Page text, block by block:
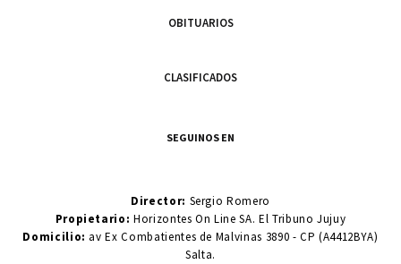
OBITUARIOS
CLASIFICADOS
SEGUINOS EN
Director: Sergio Romero
Propietario:Horizontes On Line SA. El Tribuno Jujuy
Domicilio: av Ex Combatientes de Malvinas 3890 - CP (A4412BYA)
Salta.